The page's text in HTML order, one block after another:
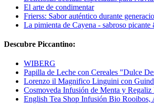
El arte de condimentar
Frierss: Sabor auténtico durante
La pimienta de Cayena - sabroso picante
Descubre Piccantino:
WIBERG
Papilla de Leche con Cereales "Dulce
Lorenzo il Magnifico Linguini con
Cosmoveda Infusión de Menta y
English Tea Shop Infusión Bio Rooibos,